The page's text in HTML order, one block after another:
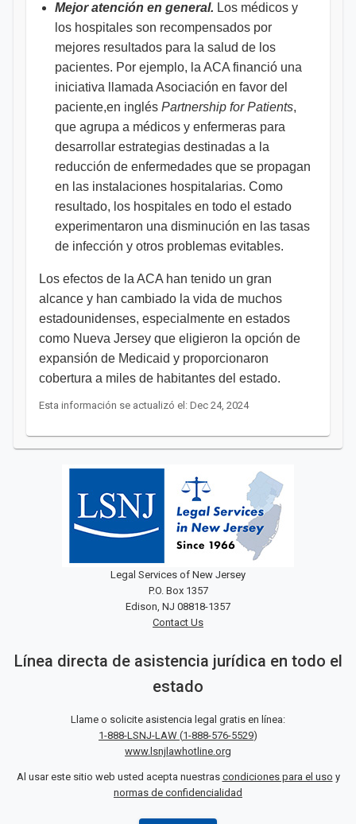
Mejor atención en general. Los médicos y
los hospitales son recompensados por
mejores resultados para la salud de los
pacientes. Por ejemplo, la ACA financió una
iniciativa llamada Asociación en favor del
paciente,en inglés Partnership for Patients,
que agrupa a médicos y enfermeras para
desarrollar estrategias destinadas a la
reducción de enfermedades que se propagan
en las instalaciones hospitalarias. Como
resultado, los hospitales en todo el estado
experimentaron una disminución en las tasas
de infección y otros problemas evitables.
Los efectos de la ACA han tenido un gran
alcance y han cambiado la vida de muchos
estadounidenses, especialmente en estados
como Nueva Jersey que eligieron la opción de
expansión de Medicaid y proporcionaron
cobertura a miles de habitantes del estado.
Esta información se actualizó el: Dec 24, 2024
Legal Services of New Jersey
P.O. Box 1357
Edison, NJ 08818-1357
Contact Us
Línea directa de asistencia jurídica en todo el
estado
Llame o solicite asistencia legal gratis en línea:
1-888-LSNJ-LAW (1-888-576-5529)
www.lsnjlawhotline.org
Al usar este sitio web usted acepta nuestras condiciones para el uso y
normas de confidencialidad